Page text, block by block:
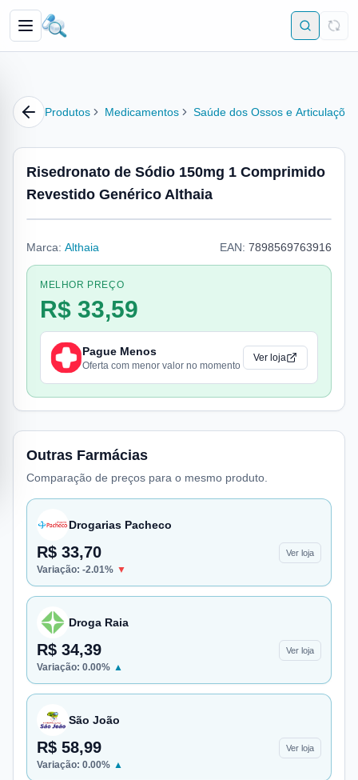
Produtos Medicamentos Saúde dos Ossos e Articulações
Risedronato de Sódio 150mg 1 Comprimido
Revestido Genérico Althaia
Marca: Althaia EAN: 7898569763916
MELHOR PREÇO
R$ 33,59
Pague Menos
Oferta com menor valor no momento
Ver loja
Outras Farmácias
Comparação de preços para o mesmo produto.
Drogarias Pacheco
R$ 33,70 Ver loja
Variação: -2.01% ▼
Droga Raia
R$ 34,39 Ver loja
Variação: 0.00% ▲
São João
R$ 58,99 Ver loja
Variação: 0.00% ▲